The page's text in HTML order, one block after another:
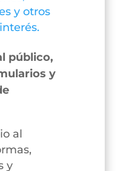
y otros
público,
y
al
y